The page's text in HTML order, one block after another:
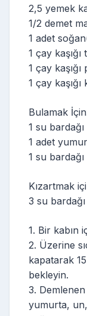
2,5 yemek
1/2 demet
1 adet
1 çay kaşığı
1 çay
1 çay
Bulamak
1 su
1 adet
1 su
Kızartmak
3 su bardağı
1. Bir kabın
2. Üzerine
kapatarak
bekleyin.
3.
yumurta, un,